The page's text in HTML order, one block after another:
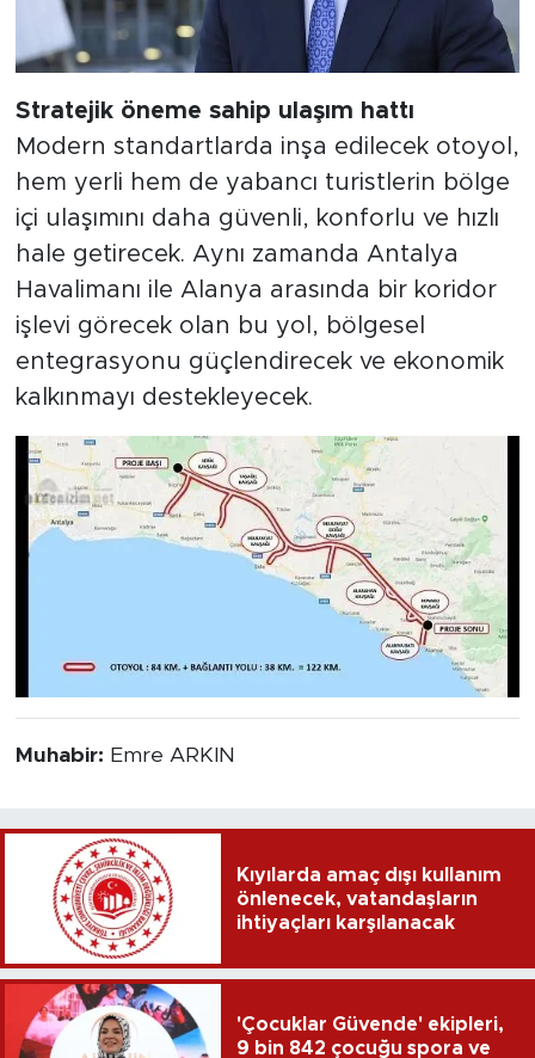
Stratejik öneme sahip ulaşım hattı
Modern standartlarda inşa edilecek otoyol,
hem yerli hem de yabancı turistlerin bölge
içi ulaşımını daha güvenli, konforlu ve hızlı
hale getirecek. Aynı zamanda Antalya
Havalimanı ile Alanya arasında bir koridor
işlevi görecek olan bu yol, bölgesel
entegrasyonu güçlendirecek ve ekonomik
kalkınmayı destekleyecek.
Muhabir: Emre ARKIN
Kıyılarda amaç dışı kullanım
önlenecek, vatandaşların
ihtiyaçları karşılanacak
'Çocuklar Güvende' ekipleri,
9 bin 842 çocuğu spora ve